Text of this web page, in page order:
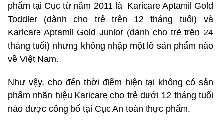
phẩm tại Cục từ năm 2011 là Karicare Aptamil Gold
Toddler (dành cho trẻ trên 12 tháng tuổi) và
Karicare Aptamil Gold Junior (dành cho trẻ trên 24
tháng tuổi) nhưng không nhập một lô sản phẩm nào
về Việt Nam.
Như vậy, cho đến thời điểm hiện tại không có sản
phẩm nhãn hiệu Karicare cho trẻ dưới 12 tháng tuổi
nào được công bố tại Cục An toàn thực phẩm.